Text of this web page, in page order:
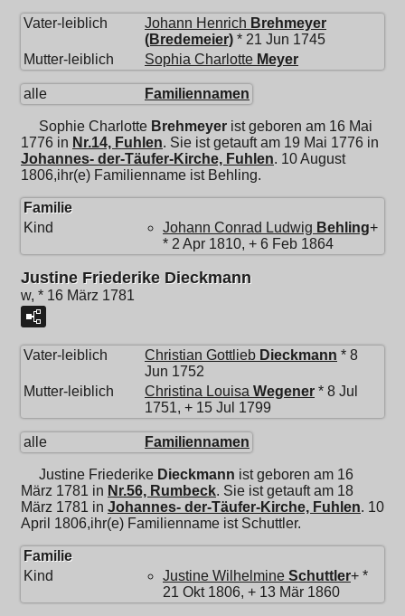
Vater-leiblich Johann Henrich Brehmeyer
(Bredemeier) * 21 Jun 1745
Mutter-leiblich
Sophia Charlotte Meyer
alle Familiennamen
Sophie Charlotte Brehmeyer ist geboren am 16 Mai
1776 in Nr.14, Fuhlen. Sie ist getauft am 19 Mai 1776 in
Johannes- der-Täufer-Kirche, Fuhlen. 10 August
1806,ihr(e) Familienname ist Behling.
Familie
Kind
Johann Conrad Ludwig Behling+
* 2 Apr 1810, + 6 Feb 1864
Justine Friederike Dieckmann
w, * 16 März 1781
Vater-leiblich Christian Gottlieb Dieckmann * 8
Jun 1752
Mutter-leiblich
Christina Louisa Wegener * 8 Jul
1751, + 15 Jul 1799
alle Familiennamen
Justine Friederike Dieckmann ist geboren am 16
März 1781 in Nr.56, Rumbeck. Sie ist getauft am 18
März 1781 in Johannes- der-Täufer-Kirche, Fuhlen. 10
April 1806,ihr(e) Familienname ist Schuttler.
Familie
Kind
Justine Wilhelmine Schuttler+ *
21 Okt 1806, + 13 Mär 1860